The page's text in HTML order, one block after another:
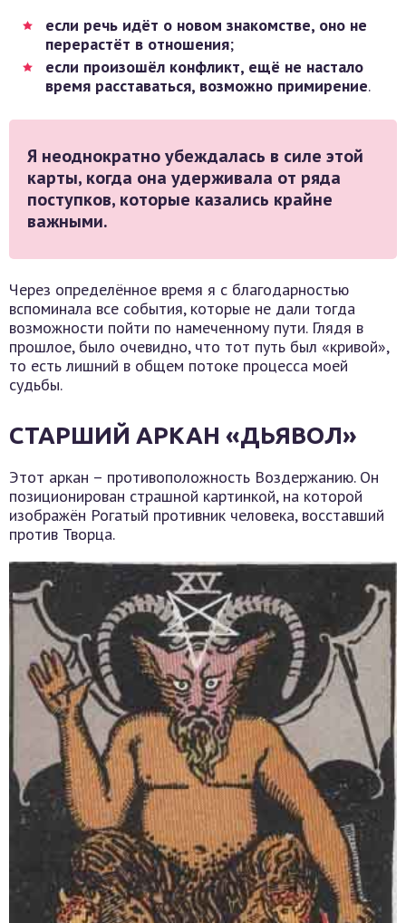
если речь идёт о новом знакомстве, оно не
перерастёт в отношения;
если произошёл конфликт, ещё не настало
время расставаться, возможно примирение.
Я неоднократно убеждалась в силе этой
карты, когда она удерживала от ряда
поступков, которые казались крайне
важными.
Через определённое время я с благодарностью
вспоминала все события, которые не дали тогда
возможности пойти по намеченному пути. Глядя в
прошлое, было очевидно, что тот путь был «кривой»,
то есть лишний в общем потоке процесса моей
судьбы.
СТАРШИЙ АРКАН «ДЬЯВОЛ»
Этот аркан – противоположность Воздержанию. Он
позиционирован страшной картинкой, на которой
изображён Рогатый противник человека, восставший
против Творца.